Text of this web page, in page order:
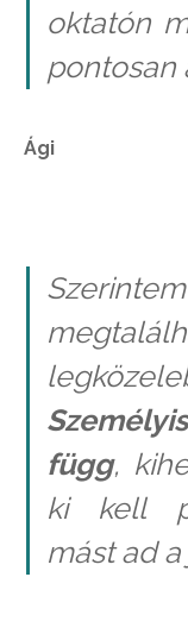
oktatón
pontosan
Ági
függ,
ki kell
mást ad a